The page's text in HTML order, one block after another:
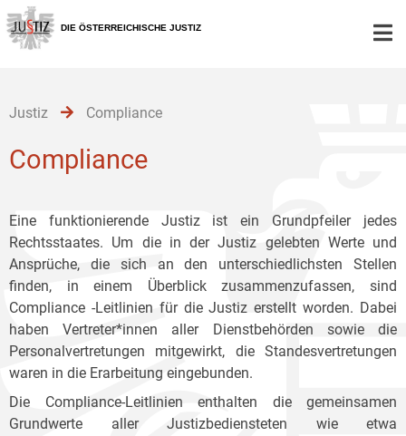
Zur
Hauptnavigation
[1]
Zum
Inhalt
[2]
Zum
Untermenü
[3]
DIE ÖSTERREICHISCHE JUSTIZ
Justiz Compliance
Compliance
Eine funktionierende Justiz ist ein Grundpfeiler jedes
Rechtsstaates. Um die in der Justiz gelebten Werte und
Ansprüche, die sich an den unterschiedlichsten Stellen
finden, in einem Überblick zusammenzufassen, sind
Compliance -Leitlinien für die Justiz erstellt worden. Dabei
haben Vertreter*innen aller Dienstbehörden sowie die
Personalvertretungen mitgewirkt, die Standesvertretungen
waren in die Erarbeitung eingebunden.
Die Compliance-Leitlinien enthalten die gemeinsamen
Grundwerte aller Justizbediensteten wie etwa